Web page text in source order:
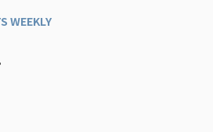
WEEKLY